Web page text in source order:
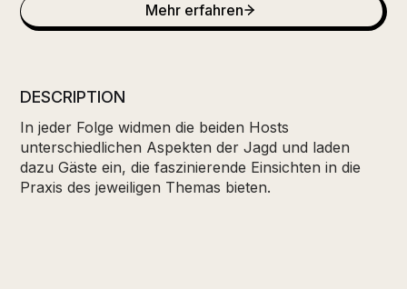
Mehr erfahren
DESCRIPTION
In jeder Folge widmen die beiden Hosts
unterschiedlichen Aspekten der Jagd und laden
dazu Gäste ein, die faszinierende Einsichten in die
Praxis des jeweiligen Themas bieten.